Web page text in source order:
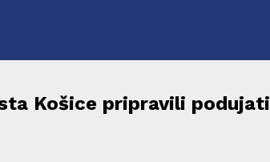
Košice pripravili